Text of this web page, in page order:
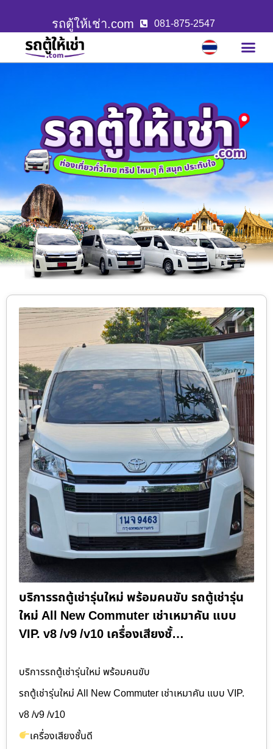
รถตู้ให้เช่า.com 081-875-2547
บริการรถตู้เช่ารุ่นใหม่ พร้อมคนขับ รถตู้เช่ารุ่น
ใหม่ All New Commuter เช่าเหมาคัน แบบ
VIP. v8 /v9 /v10 เครื่องเสียงชั้…
บริการรถตู้เช่ารุ่นใหม่ พร้อมคนขับ
รถตู้เช่ารุ่นใหม่ All New Commuter เช่าเหมาคัน แบบ VIP.
v8 /v9 /v10
เครื่องเสียงชั้นดี